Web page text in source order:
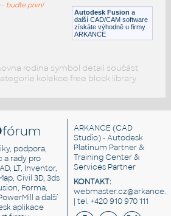
Autodesk Fusion a
další CAD/CAM software
získáte výhodně u firmy
ARKANCE
buďte první
rodina symbol detail součást
kolekce free block library
fórum
podpora,
a rady pro
LT, Inventor,
Civil 3D, 3ds
Forma,
a další
aplikace
ARKANCE (CAD
Studio) - Autodesk
Platinum Partner &
Training Center &
Services Partner
KONTAKT:
| tel. +420 910 970 111